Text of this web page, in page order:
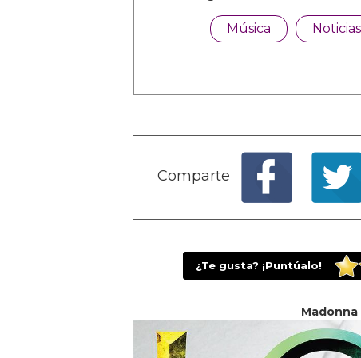
Música
Comparte
¿Te gusta? ¡Puntúalo!
Madonna